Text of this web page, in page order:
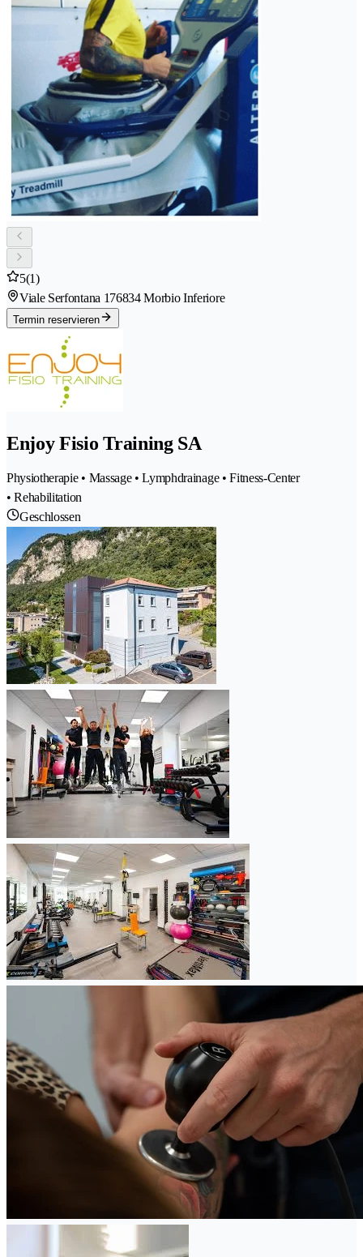
5(1)
Viale Serfontana 176834 Morbio Inferiore
Termin reservieren
Enjoy Fisio Training SA
Physiotherapie • Massage • Lymphdrainage • Fitness-Center
• Rehabilitation
Geschlossen